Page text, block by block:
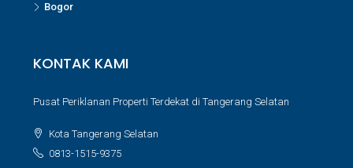
Bogor
KONTAK KAMI
Pusat Periklanan Properti Terdekat di Tangerang Selatan
Kota Tangerang Selatan
0813-1515-9375